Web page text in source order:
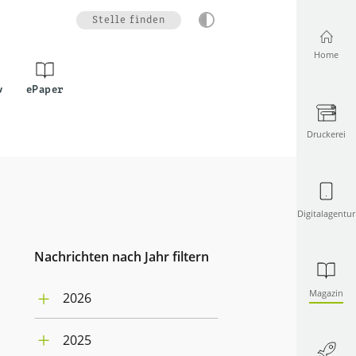
Home
Druckerei
Digitalagentur
Magazin
Stelle finden
ePaper
Nachrichten nach Jahr filtern
2026
Juni (5)
2025